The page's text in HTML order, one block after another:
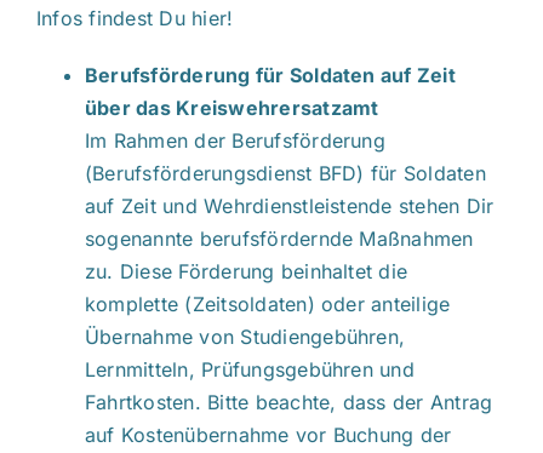
Infos findest Du hier!
Berufsförderung für Soldaten auf Zeit
über das Kreiswehrersatzamt
Im Rahmen der Berufsförderung
(Berufsförderungsdienst BFD) für Soldaten
auf Zeit und Wehrdienstleistende stehen Dir
sogenannte berufsfördernde Maßnahmen
zu. Diese Förderung beinhaltet die
komplette (Zeitsoldaten) oder anteilige
Übernahme von Studiengebühren,
Lernmitteln, Prüfungsgebühren und
Fahrtkosten. Bitte beachte, dass der Antrag
auf Kostenübernahme vor Buchung der